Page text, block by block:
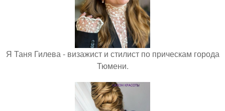
Я Таня Гилева - визажист и стилист по прическам города
Тюмени.